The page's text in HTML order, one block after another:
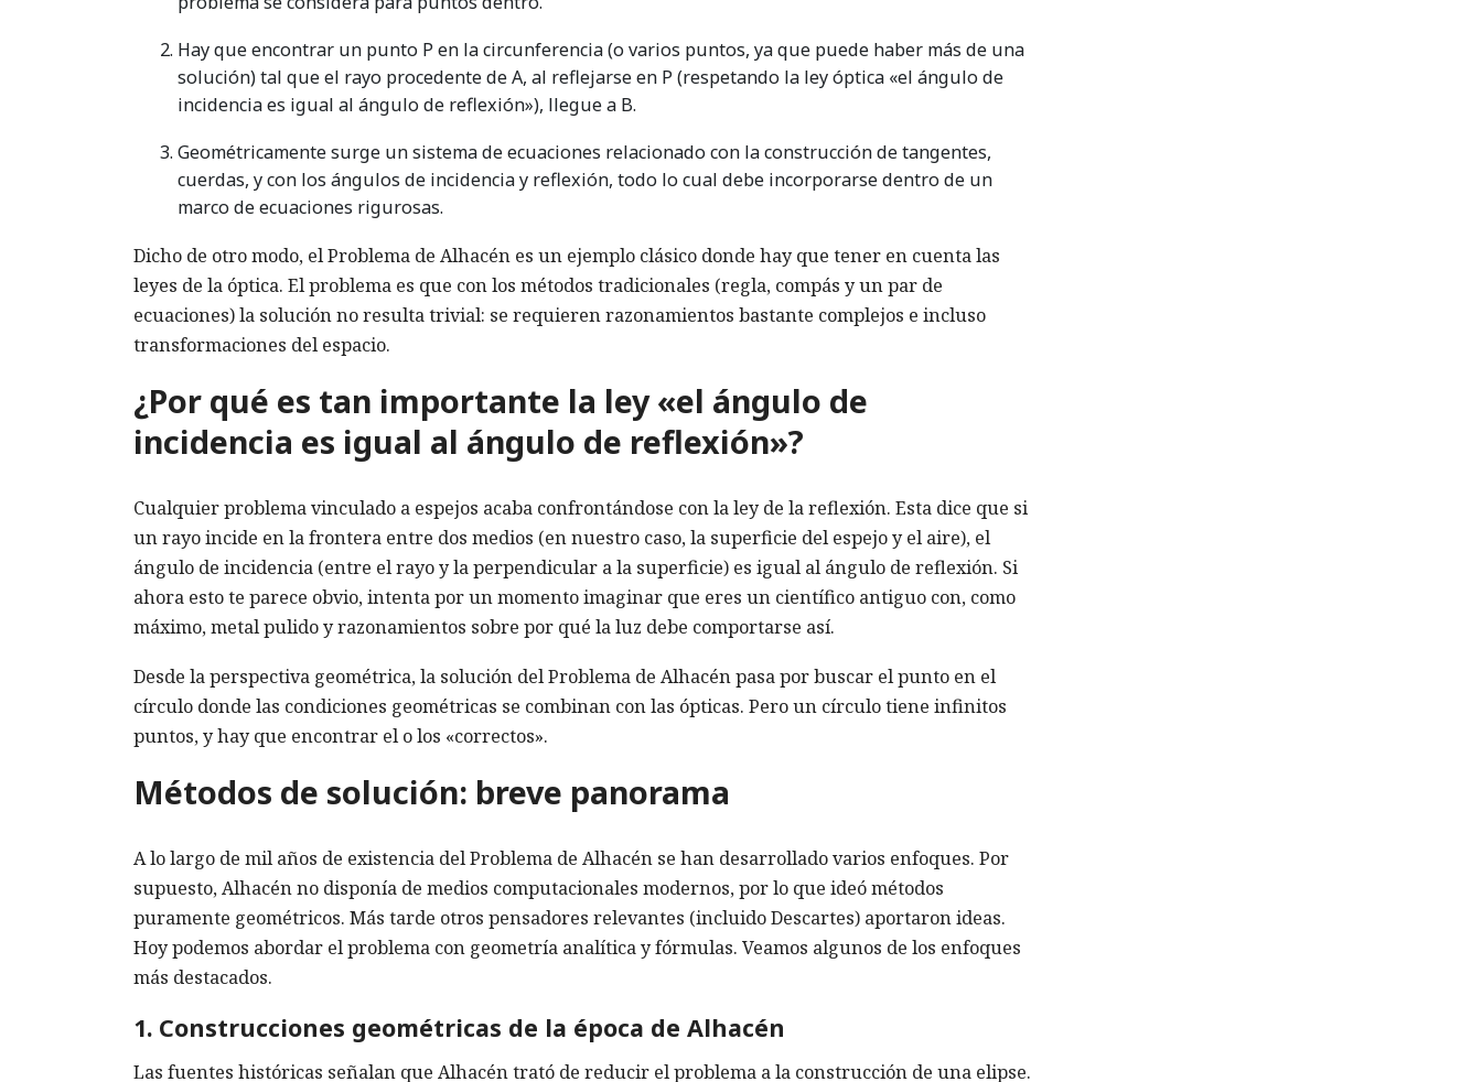
Hay que encontrar un punto P en la circunferencia (o varios puntos, ya que puede haber más de una
solución) tal que el rayo procedente de A, al reflejarse en P (respetando la ley óptica «el ángulo de
incidencia es igual al ángulo de reflexión»), llegue a B.
Geométricamente surge un sistema de ecuaciones relacionado con la construcción de tangentes,
cuerdas, y con los ángulos de incidencia y reflexión, todo lo cual debe incorporarse dentro de un
marco de ecuaciones rigurosas.
Dicho de otro modo, el Problema de Alhacén es un ejemplo clásico donde hay que tener en cuenta las
leyes de la óptica. El problema es que con los métodos tradicionales (regla, compás y un par de
ecuaciones) la solución no resulta trivial: se requieren razonamientos bastante complejos e incluso
transformaciones del espacio.
¿Por qué es tan importante la ley «el ángulo de
incidencia es igual al ángulo de reflexión»?
Cualquier problema vinculado a espejos acaba confrontándose con la ley de la reflexión. Esta dice que si
un rayo incide en la frontera entre dos medios (en nuestro caso, la superficie del espejo y el aire), el
ángulo de incidencia (entre el rayo y la perpendicular a la superficie) es igual al ángulo de reflexión. Si
ahora esto te parece obvio, intenta por un momento imaginar que eres un científico antiguo con, como
máximo, metal pulido y razonamientos sobre por qué la luz debe comportarse así.
Desde la perspectiva geométrica, la solución del Problema de Alhacén pasa por buscar el punto en el
círculo donde las condiciones geométricas se combinan con las ópticas. Pero un círculo tiene infinitos
puntos, y hay que encontrar el o los «correctos».
Métodos de solución: breve panorama
A lo largo de mil años de existencia del Problema de Alhacén se han desarrollado varios enfoques. Por
supuesto, Alhacén no disponía de medios computacionales modernos, por lo que ideó métodos
puramente geométricos. Más tarde otros pensadores relevantes (incluido Descartes) aportaron ideas.
Hoy podemos abordar el problema con geometría analítica y fórmulas. Veamos algunos de los enfoques
más destacados.
1. Construcciones geométricas de la época de Alhacén
Las fuentes históricas señalan que Alhacén trató de reducir el problema a la construcción de una elipse.